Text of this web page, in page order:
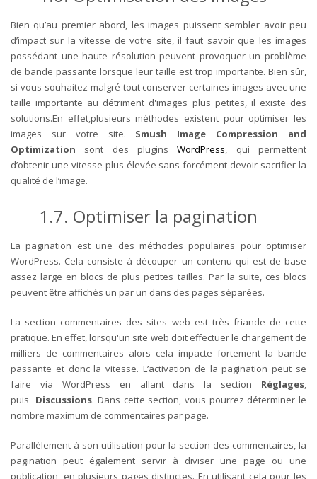
Bien qu’au premier abord, les images puissent sembler avoir peu
d’impact sur la vitesse de votre site, il faut savoir que les images
possédant une haute résolution peuvent provoquer un problème
de bande passante lorsque leur taille est trop importante. Bien sûr,
si vous souhaitez malgré tout conserver certaines images avec une
taille importante au détriment d'images plus petites, il existe des
solutions.En effet,plusieurs méthodes existent pour optimiser les
images sur votre site. Smush Image Compression and
Optimization sont des pluginsWordPress , qui permettent
d’obtenir une vitesse plus élevée sans forcément devoir sacrifier la
qualité de l’image.
1.7. Optimiser la pagination
La pagination est une des méthodes populaires pour optimiser
WordPress. Cela consiste à découper un contenu qui est de base
assez large en blocs de plus petites tailles. Par la suite, ces blocs
peuvent être affichés un par un dans des pages séparées.
La section commentaires des sites web est très friande de cette
pratique. En effet, lorsqu'un site web doit effectuer le chargement de
milliers de commentaires alors cela impacte fortement la bande
passante et donc la vitesse. L’activation de la pagination peut se
faire via WordPress en allant dans la section Réglages
puis Discussions. Dans cette section, vous pourrez déterminer le
nombre maximum de commentaires par page.
Parallèlement à son utilisation pour la section des commentaires, la
pagination peut également servir à diviser une page ou une
publication, en plusieurs pages distinctes. En utilisant cela pour les